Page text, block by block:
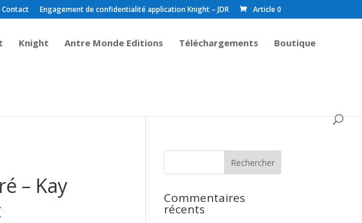
Contact Engagement de confidentialité application Knight – JDR Article 0
Knight Antre Monde Editions Téléchargements Boutique
– Kay
Plage
Commentaires
récents